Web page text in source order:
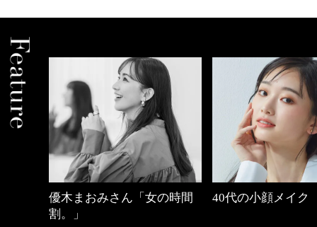
優木まおみさん「女の時間
割。」
40代の小顔メイク